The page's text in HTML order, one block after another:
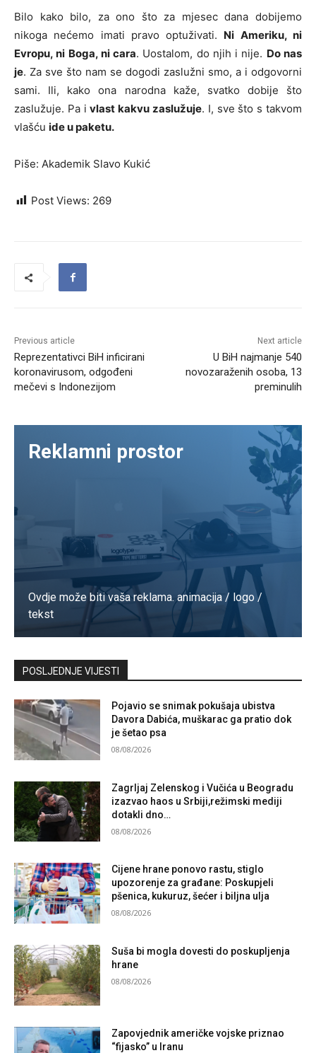
Bilo kako bilo, za ono što za mjesec dana dobijemo
nikoga nećemo imati pravo optuživati. Ni Ameriku, ni
Evropu, ni Boga, ni cara. Uostalom, do njih i nije. Do nas
je. Za sve što nam se dogodi zaslužni smo, a i odgovorni
sami. Ili, kako ona narodna kaže, svatko dobije što
zaslužuje. Pa ivlast kakvu zaslužuje. I, sve što s takvom
vlašću ide u paketu.
Piše: Akademik Slavo Kukić
Post Views: 269
Previous article
Reprezentativci BiH inficirani
koronavirusom, odgođeni
mečevi s Indonezijom
Next article
U BiH najmanje 540
novozaraženih osoba, 13
preminulih
Reklamni prostor
Ovdje može biti vaša reklama. animacija / logo /
tekst
Kontaktirajte nas
POSLJEDNJE VIJESTI
Pojavio se snimak pokušaja ubistva
Davora Dabića, muškarac ga pratio dok
je šetao psa
08/08/2026
Zagrljaj Zelenskog i Vučića u Beogradu
izazvao haos u Srbiji,režimski mediji
dotakli dno…
08/08/2026
Cijene hrane ponovo rastu, stiglo
upozorenje za građane: Poskupjeli
pšenica, kukuruz, šećer i biljna ulja
08/08/2026
Suša bi mogla dovesti do poskupljenja
hrane
08/08/2026
Zapovjednik američke vojske priznao
“fijasko” u Iranu